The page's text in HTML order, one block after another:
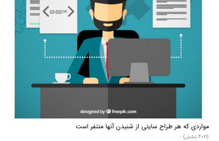
مواردی که هر طراح سایتی از شنیدن آنها متنفر است
(4071 نمایش) -